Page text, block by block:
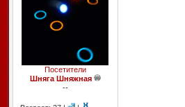
Посетители
Шняга Шняжная
--